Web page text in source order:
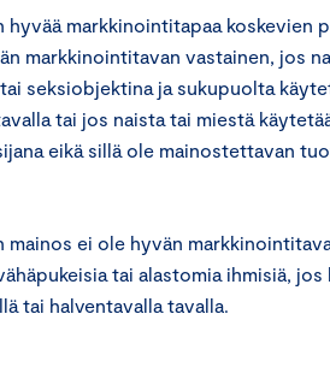
markkinointitapaa koskevien
markkinointitavan vastainen, jos
seksiobjektina ja sukupuolta
tai jos naista tai miestä
eikä sillä ole mainostettavan
mainos ei ole hyvän
tai alastomia ihmisiä, jos
tai halventavalla tavalla.